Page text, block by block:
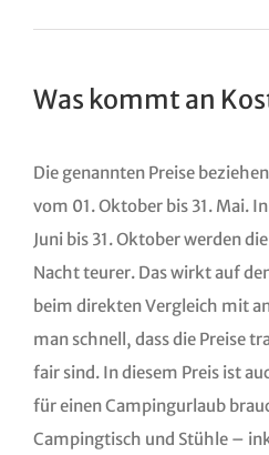
Was kommt an
Die genannten Preise
vom 01. Oktober bis 31. Mai.
Juni bis 31. Oktober werden
Nacht teurer. Das wirkt auf
beim direkten Vergleich mit
man schnell, dass die Preise
fair sind. In diesem Preis ist
für einen Campingurlaub
Campingtisch und Stühle –